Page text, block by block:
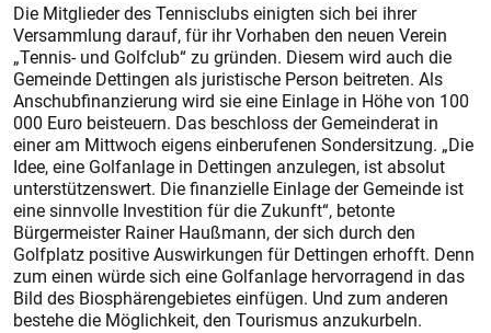
Die Mitglieder des Tennisclubs einigten sich bei ihrer
Versammlung darauf, für ihr Vorhaben den neuen Verein
„Tennis- und Golfclub“ zu gründen. Diesem wird auch die
Gemeinde Dettingen als juristische Person beitreten. Als
Anschubfinanzierung wird sie eine Einlage in Höhe von 100
000 Euro beisteuern. Das beschloss der Gemeinderat in
einer am Mittwoch eigens einberufenen Sondersitzung. „Die
Idee, eine Golfanlage in Dettingen anzulegen, ist absolut
unterstützenswert. Die finanzielle Einlage der Gemeinde ist
eine sinnvolle Investition für die Zukunft“, betonte
Bürgermeister Rainer Haußmann, der sich durch den
Golfplatz positive Auswirkungen für Dettingen erhofft. Denn
zum einen würde sich eine Golfanlage hervorragend in das
Bild des Biosphärengebietes einfügen. Und zum anderen
bestehe die Möglichkeit, den Tourismus anzukurbeln.